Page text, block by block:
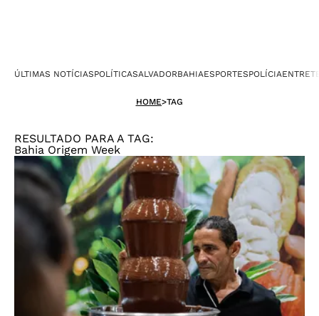
ÚLTIMAS NOTÍCIASPOLÍTICASALVADORBAHIAESPORTESPOLÍCIA
HOME>TAG
RESULTADO PARA A TAG:
Bahia Origem Week